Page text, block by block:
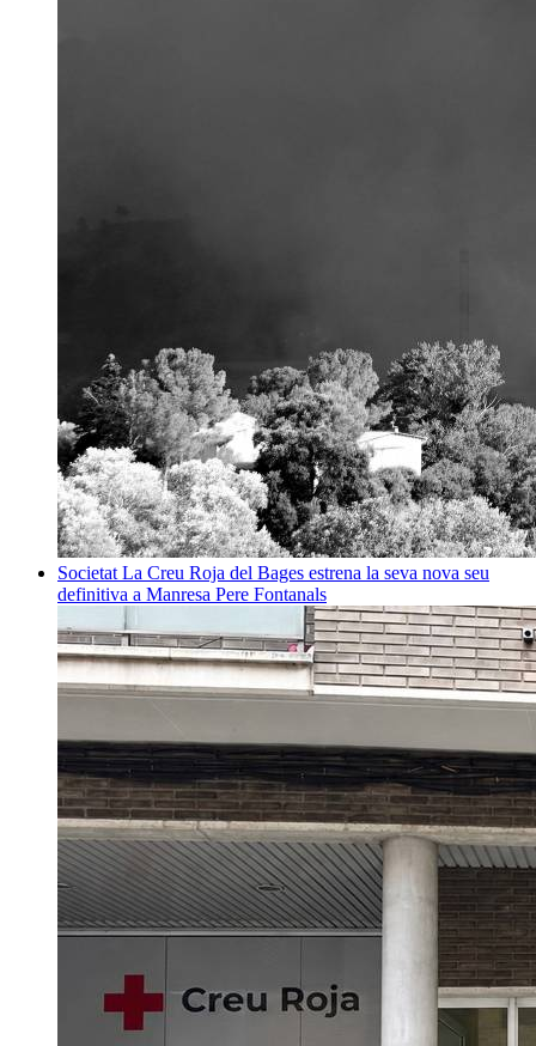
Societat La Creu Roja del Bages estrena la seva nova seu
definitiva a Manresa Pere Fontanals